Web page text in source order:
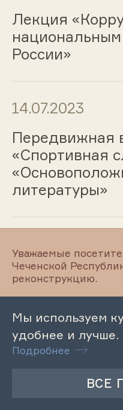
Лекция
России»
14.07.2023
Передвижная
«Спортивная
литературы»
Музейный
советского
Уважаемые
Чеченской
реконструкцию.
Мы используем
удобнее и лучше.
Подробнее